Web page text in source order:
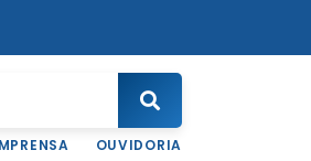
OUVIDORIA